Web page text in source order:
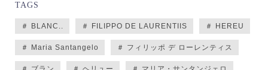
TAGS
＃ BLANC.. ＃ FILIPPO DE LAURENTIIS ＃ HEREU
＃ Maria Santangelo ＃ フィリッポ デ ローレンティス